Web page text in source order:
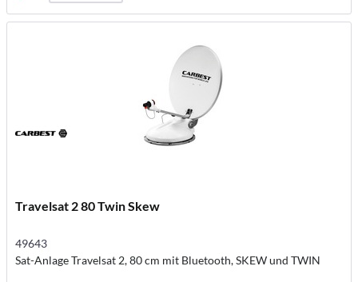
Travelsat 2 80 Twin Skew
49643
Sat-Anlage Travelsat 2, 80 cm mit Bluetooth, SKEW und TWIN